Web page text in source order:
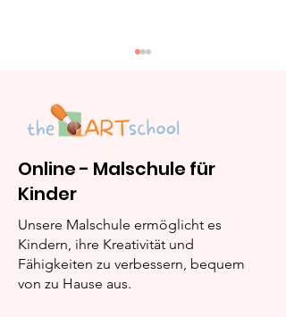
„Lina rettet Buntalot
vor dem Erfrieren“
Online - Malschule für
Kinder
Unsere Malschule ermöglicht es
Kindern, ihre Kreativität und
Fähigkeiten zu verbessern, bequem
von zu Hause aus.